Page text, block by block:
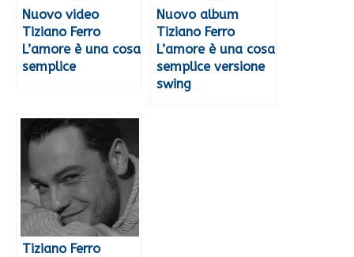
Nuovo video
Tiziano Ferro
L’amore è una cosa
semplice
Nuovo album
Tiziano Ferro
L’amore è una cosa
semplice versione
swing
Tiziano Ferro